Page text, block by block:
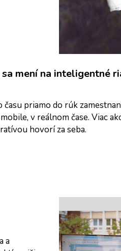
mení na inteligentné
priamo do rúk
v reálnom čase. Viac
hovorí za seba.
a